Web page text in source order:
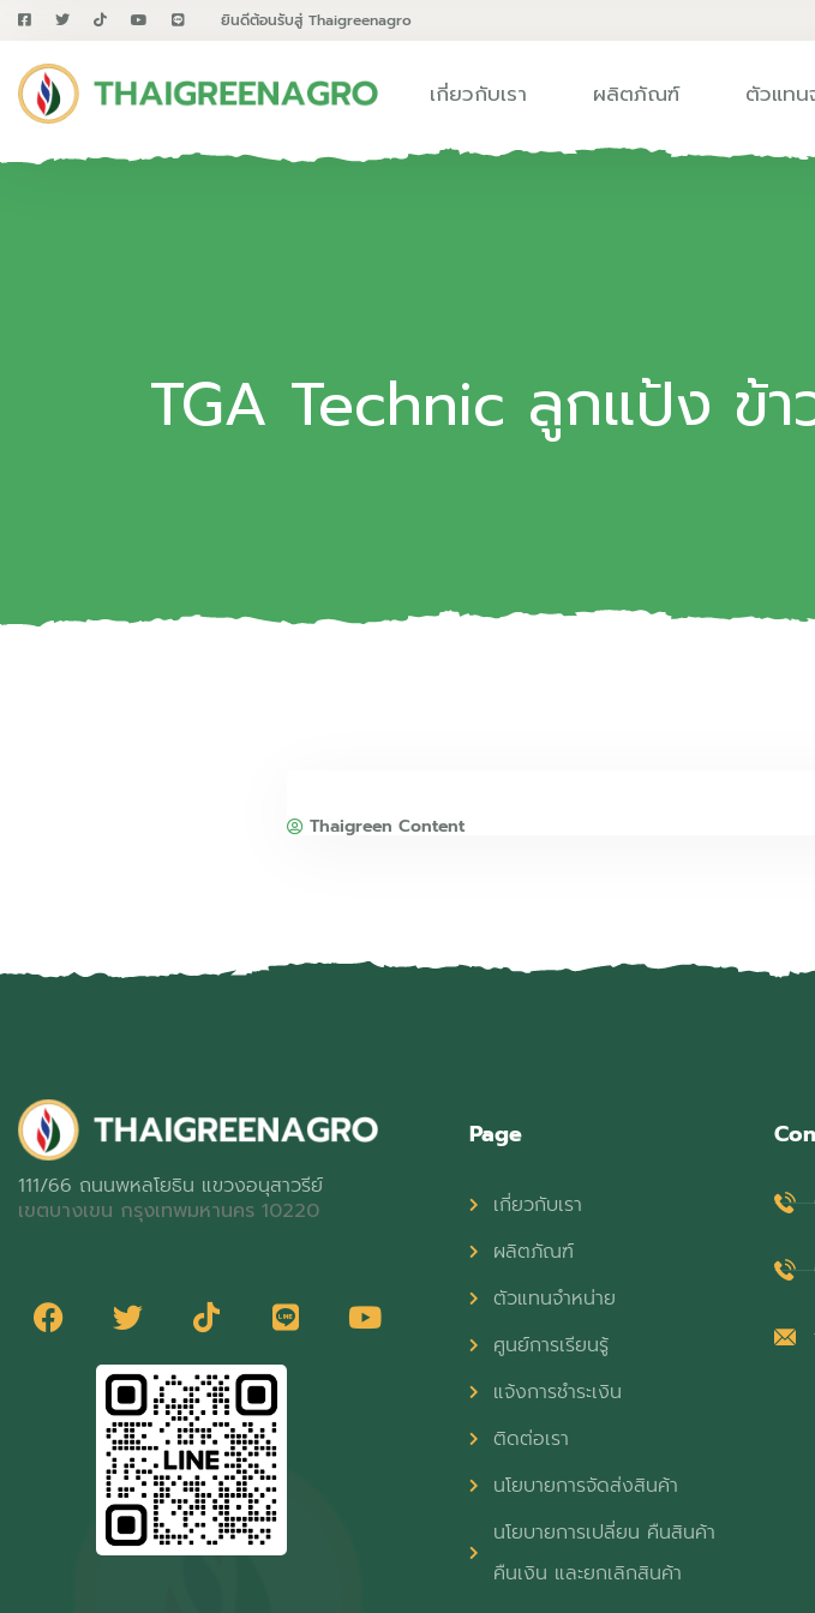
ยินดีต้อนรับสู่ Thaigreenagro
เกี่ยวกับเรา ผลิตภัณฑ์ ตัวแทน
TGA Technic ลูกแป้ง ข้
Thaigreen Content
111/66 ถนนพหลโยธิน แขวงอนุสาวรีย์
เขตบางเขน กรุงเทพมหานคร 10220
Page
เกี่ยวกับเรา
ผลิตภัณฑ์
ตัวแทนจำหน่าย
ศูนย์การเรียนรู้
แจ้งการชำระเงิน
ติดต่อเรา
นโยบายการจัดส่งสินค้า
นโยบายการเปลี่ยน คืนสินค้า
คืนเงิน และยกเลิกสินค้า